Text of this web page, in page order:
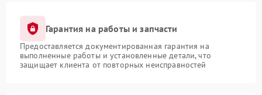
Гарантия на работы и запчасти
Предоставляется документированная гарантия на
выполненные работы и установленные детали, что
защищает клиента от повторных неисправностей